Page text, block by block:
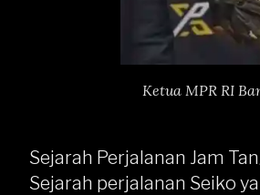
Ketua MPR RI
Sejarah Perjalanan Jam
Sejarah perjalanan Seiko